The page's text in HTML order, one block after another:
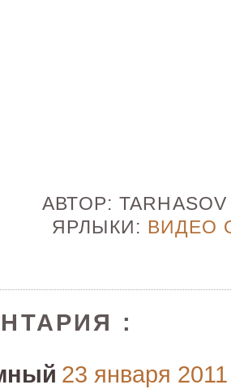
АВТОР:
ЯРЛЫКИ: ВИДЕО
:
23 января 2011